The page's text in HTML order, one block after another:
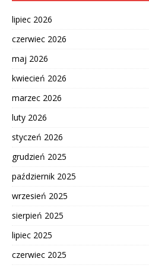
lipiec 2026
czerwiec 2026
maj 2026
kwiecień 2026
marzec 2026
luty 2026
styczeń 2026
grudzień 2025
październik 2025
wrzesień 2025
sierpień 2025
lipiec 2025
czerwiec 2025